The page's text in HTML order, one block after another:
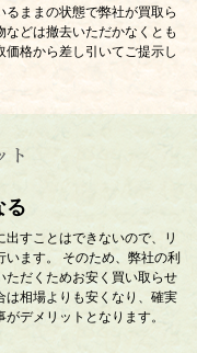
ままの状態で弊社が買取ら
どは撤去いただかなくとも
格から差し引いてご提示し
る
すことはできないので、リ
ます。 そのため、弊社の利
ただくためお安く買い取らせ
は相場よりも安くなり、確実
デメリットとなります。